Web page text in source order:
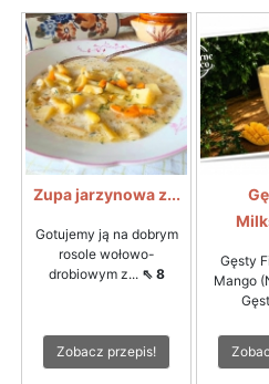
Zupa jarzynowa z...
Gotujemy ją na dobrym
rosole wołowo-
drobiowym z... ⇖ 8
Zobacz przepis!
Gęsty
Mango